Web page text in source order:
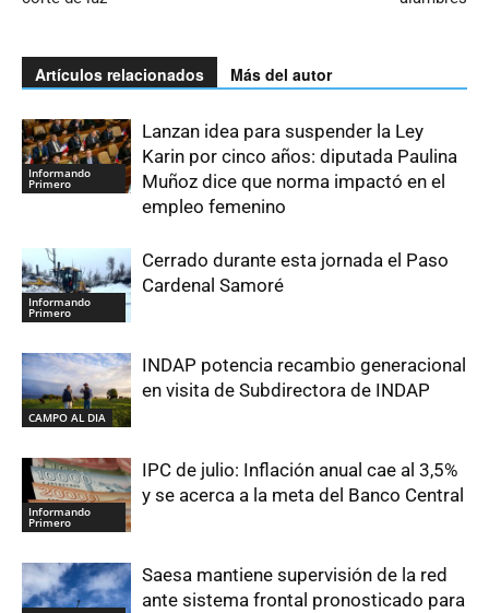
Artículos relacionados Más del autor
Informando
Primero
Lanzan idea para suspender la Ley
Karin por cinco años: diputada Paulina
Muñoz dice que norma impactó en el
empleo femenino
Informando
Primero
Cerrado durante esta jornada el Paso
Cardenal Samoré
CAMPO AL DIA
INDAP potencia recambio generacional
en visita de Subdirectora de INDAP
Informando
Primero
IPC de julio: Inflación anual cae al 3,5%
y se acerca a la meta del Banco Central
Saesa mantiene supervisión de la red
ante sistema frontal pronosticado para